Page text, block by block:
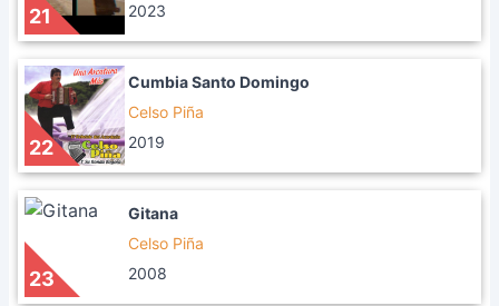
21
2023
22
Cumbia Santo Domingo
Celso Piña
2019
23
Gitana
Celso Piña
2008